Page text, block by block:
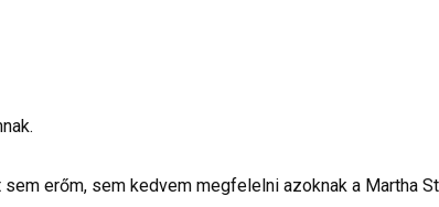
erőm, sem kedvem megfelelni azoknak a Martha